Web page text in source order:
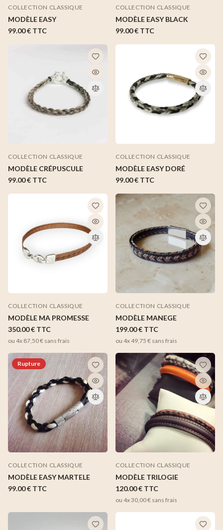
COLLECTION CLASSIQUE
MODÈLE EASY
99.00 € TTC
COLLECTION CLASSIQUE
MODÈLE EASY BLACK
99.00 € TTC
COLLECTION CLASSIQUE
MODÈLE CRÉPUSCULE
99.00 € TTC
COLLECTION CLASSIQUE
MODÈLE EASY DORÉ
99.00 € TTC
COLLECTION CLASSIQUE
MODÈLE MA PROMESSE
350.00 € TTC
ou 4x 87,50 € sans frais
COLLECTION CLASSIQUE
MODÈLE MANEGE
199.00 € TTC
ou 4x49,75 € sans frais
Rupture
COLLECTION CLASSIQUE
MODÈLE EASY MARTELE
99.00 € TTC
COLLECTION CLASSIQUE
MODÈLE TRILOGIE
120.00 € TTC
ou 4x30,00 € sans frais